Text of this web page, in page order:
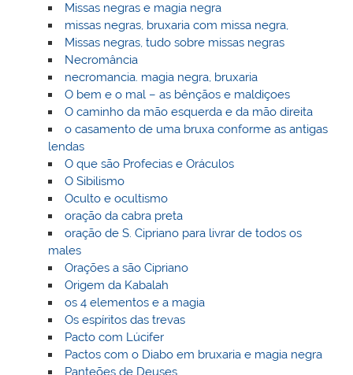
Missas negras e magia negra
missas negras, bruxaria com missa negra,
Missas negras, tudo sobre missas negras
Necromância
necromancia. magia negra, bruxaria
O bem e o mal – as bênçãos e maldiçoes
O caminho da mão esquerda e da mão direita
o casamento de uma bruxa conforme as antigas
lendas
O que são Profecias e Oráculos
O Sibilismo
Oculto e ocultismo
oração da cabra preta
oração de S. Cipriano para livrar de todos os
males
Orações a são Cipriano
Origem da Kabalah
os 4 elementos e a magia
Os espíritos das trevas
Pacto com Lúcifer
Pactos com o Diabo em bruxaria e magia negra
Panteões de Deuses